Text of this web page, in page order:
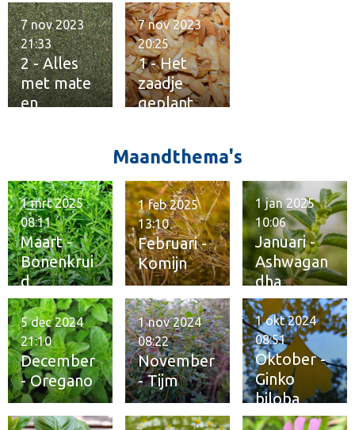
verzamele
n
2 - Alles
met mate
en
7 nov 2023
21:33
1 - Het
zaadje
geplant
7 nov 2023
20:25
Maandthema's
Maart -
Bonenkrui
d
1 mrt 2025
08:11
Februari -
Komijn
1 feb 2025
13:10
Januari -
Ashwagan
dha
1 jan 2025
10:06
December
- Oregano
5 dec 2024
21:10
November
- Tijm
1 nov 2024
08:22
Oktober -
Ginko
biloba
1 okt 2024
08:51